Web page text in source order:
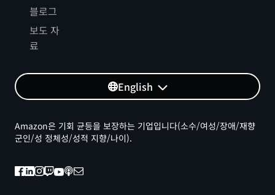
블로그
보도 자
료
English
Amazon은 기회 균등을 보장하는 기업입니다(소수/여성/장애/재향
군인/성 정체성/성적 지향/나이).